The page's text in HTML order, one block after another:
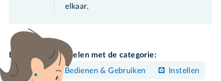
elkaar.
Bekijk meer artikelen met de categorie:
Mac
Bedienen & Gebruiken Instellen